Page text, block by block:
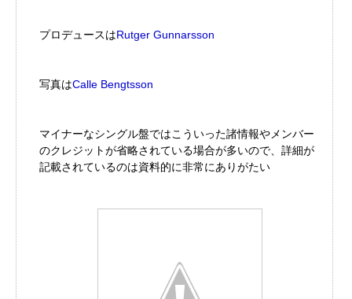
プロデュースはRutger Gunnarsson
写真はCalle Bengtsson
マイナーなシングル盤ではこういった諸情報やメンバー
のクレジットが省略されている場合が多いので、詳細が
記載されているのは資料的に非常にありがたい